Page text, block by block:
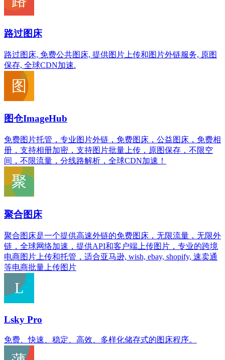
路过图床
路过图床, 免费公共图床, 提供图片上传和图片外链服务, 原图
保存, 全球CDN加速.
图仓ImageHub
免费图片托管，专业图片外链，免费图床，公益图床，免费相
册，支持相册加密，支持图片批量上传，原图保存，不限空
间，不限流量，分线路解析，全球CDN加速！
聚合图床
聚合图床是一个提供高速外链的免费图床，无限流量，无限外
链，全球网络加速，提供API和客户端上传图片，专业的跨境
电商图片上传和托管，适合亚马逊, wish, ebay, shopify, 速卖通
等电商批量上传图片
Lsky Pro
免费、快速、稳定、高效、多样化储存式的图床程序。